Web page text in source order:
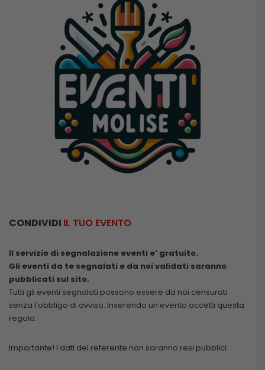
CONDIVIDI IL TUO EVENTO
Il servizio di segnalazione eventi e' gratuito.
Gli eventi da te segnalati e da noi validati saranno
pubblicati sul sito.
Tutti gli eventi segnalati possono essere da noi censurati
senza l'obbligo di avviso. Inserendo un evento accetti questa
regola.
Importante! I dati del referente non saranno resi pubblici.